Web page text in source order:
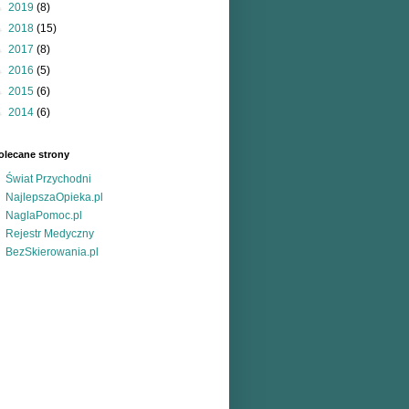
2019 (8)
2018 (15)
2017 (8)
2016 (5)
2015 (6)
2014 (6)
strony
Świat Przychodni
NajlepszaOpieka.pl
NaglaPomoc.pl
Rejestr Medyczny
BezSkierowania.pl